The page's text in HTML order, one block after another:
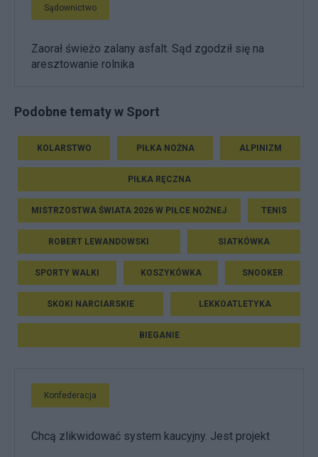
Sądownictwo
Zaorał świeżo zalany asfalt. Sąd zgodził się na
aresztowanie rolnika
Podobne tematy w Sport
KOLARSTWO PIŁKA NOŻNA ALPINIZM
PIŁKA RĘCZNA
MISTRZOSTWA ŚWIATA 2026 W PIŁCE NOŻNEJ TENIS
ROBERT LEWANDOWSKI SIATKÓWKA
SPORTY WALKI KOSZYKÓWKA SNOOKER
SKOKI NARCIARSKIE LEKKOATLETYKA
BIEGANIE
Konfederacja
Chcą zlikwidować system kaucyjny. Jest projekt